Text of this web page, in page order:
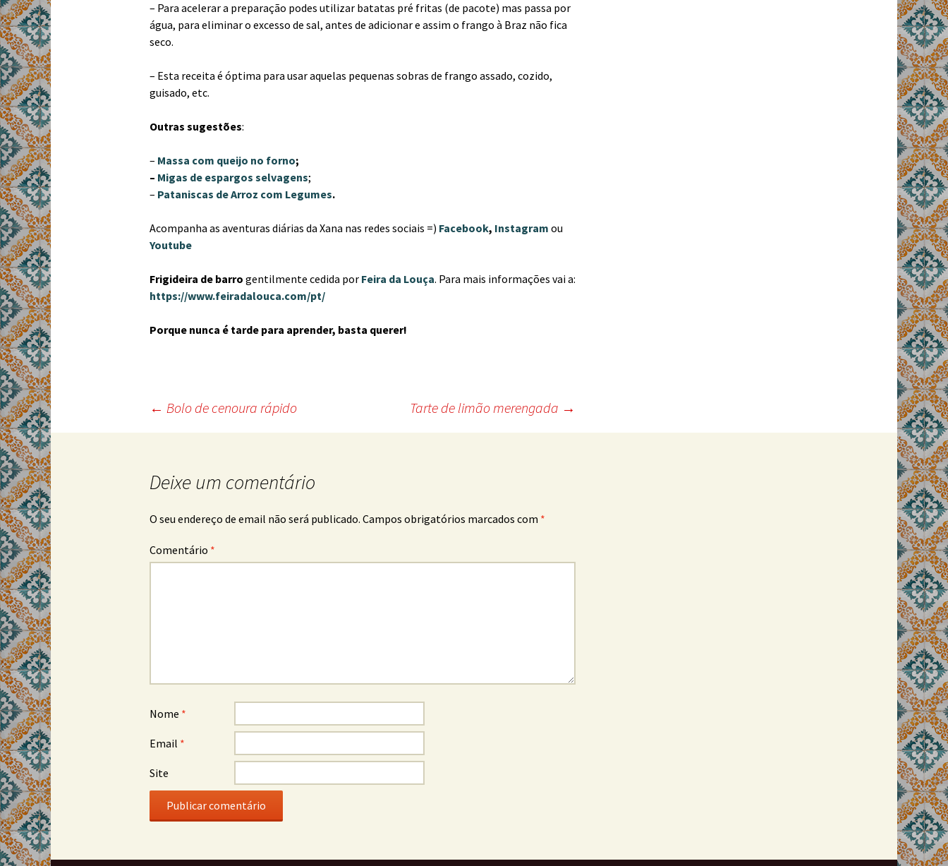
– Para acelerar a preparação podes utilizar batatas pré fritas (de pacote) mas passa por
água, para eliminar o excesso de sal, antes de adicionar e assim o frango à Braz não fica
seco.
– Esta receita é óptima para usar aquelas pequenas sobras de frango assado, cozido,
guisado, etc.
Outras sugestões:
– Massa com queijo no forno;
– Migas de espargos selvagens;
– Pataniscas de Arroz com Legumes.
Acompanha as aventuras diárias da Xana nas redes sociais =) Facebook, Instagram ou
Youtube
Frigideira de barro gentilmente cedida por Feira da Louça. Para mais informações vai a:
https://www.feiradalouca.com/pt/
Porque nunca é tarde para aprender, basta querer!
Post
navigation
← Bolo de cenoura rápido Tarte de limão merengada →
Deixe um comentário
O seu endereço de email não será publicado. Campos obrigatórios marcados com *
Comentário *
Nome *
Email *
Site